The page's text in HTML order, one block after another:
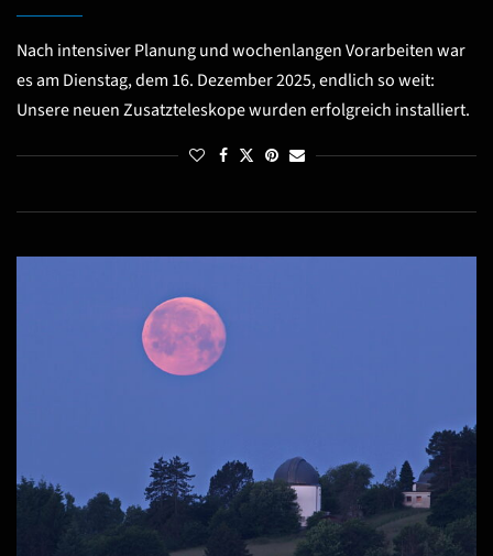
Nach intensiver Planung und wochenlangen Vorarbeiten war
es am Dienstag, dem 16. Dezember 2025, endlich so weit:
Unsere neuen Zusatzteleskope wurden erfolgreich installiert.